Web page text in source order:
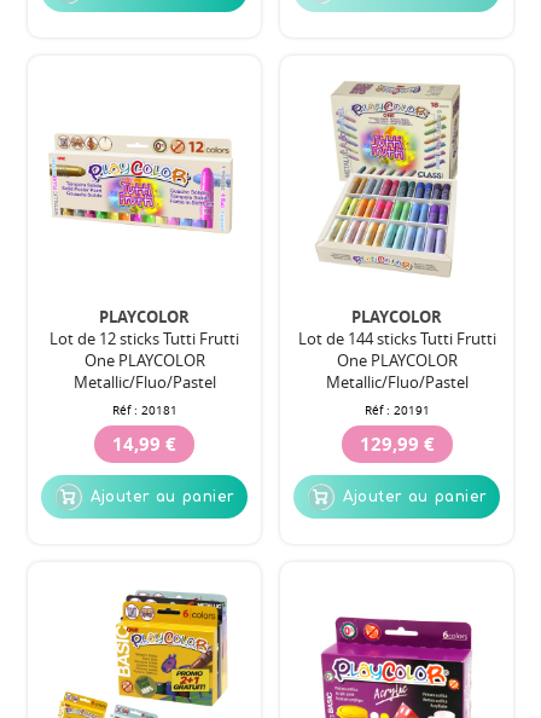
PLAYCOLOR
Lot de 12 sticks Tutti Frutti
One PLAYCOLOR
Metallic/Fluo/Pastel
Réf : 20181
14,99 €
Ajouter au panier
PLAYCOLOR
Lot de 144 sticks Tutti Frutti
One PLAYCOLOR
Metallic/Fluo/Pastel
Réf : 20191
129,99 €
Ajouter au panier